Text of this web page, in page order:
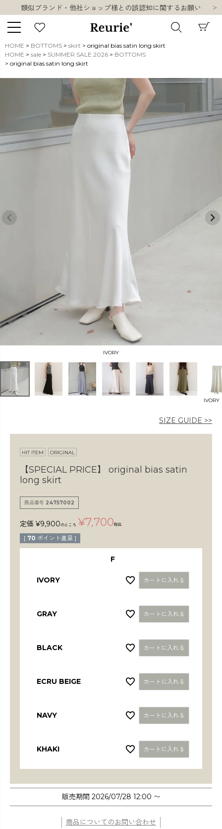
類似ブランド・他社ショップ様との誤認知に関するお願い
熊本県熊本地方を震源とする地震の影響について
お盆期間中の営業・配送に関して
類似ブランド・他社ショップ様との誤認知に関するお願い
10,000円以上ご購入で送料無料
キーワード
新着
〜
在庫なし商品
HOME BOTTOMS skirt
original bias satin long skirt
HOME
sale SUMMER SALE 2026
BOTTOMS
original bias satin long skirt
IVORY
IVORY
SIZE GUIDE >>
HIT ITEM ORIGINAL
【SPECIAL PRICE】
original bias satin
long skirt
商品番号 24757002
定価 ¥9,900 のところ ¥7,700税込
[ 70 ポイント進呈 ]
F
IVORY カートに入れる
GRAY カートに入れる
BLACK カートに入れる
ECRU BEIGE カートに入れる
NAVY カートに入れる
KHAKI カートに入れる
販売期間 2026/07/28 12:00 〜
商品についてのお問い合わせ